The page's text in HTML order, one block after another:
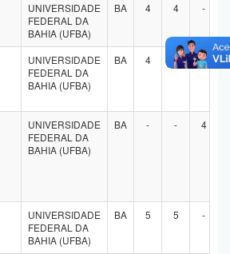
UNIVERSIDADE
FEDERAL DA
BAHIA (UFBA)
BA 4 4 -
UNIVERSIDADE
FEDERAL DA
BAHIA (UFBA)
BA 4 4 -
UNIVERSIDADE
FEDERAL DA
BAHIA (UFBA)
BA - - 4
UNIVERSIDADE
FEDERAL DA
BAHIA (UFBA)
BA 5 5 -